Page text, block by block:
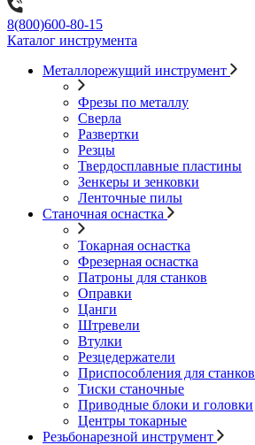
8(800)600-80-15
Каталог инструмента
Металлорежущий инструмент
Фрезы по металлу
Сверла
Развертки
Резцы
Твердосплавные пластины
Зенкеры и зенковки
Ленточные пилы
Станочная оснастка
Токарная оснастка
Фрезерная оснастка
Патроны для станков
Оправки
Цанги
Штревели
Втулки
Резцедержатели
Приспособления для станков
Тиски станочные
Приводные блоки и головки
Центры токарные
Резьбонарезной инструмент